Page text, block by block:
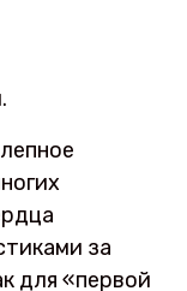
за
для «первой